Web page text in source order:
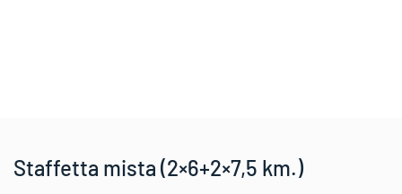
Staffetta mista (2×6+2×7,5 km.)